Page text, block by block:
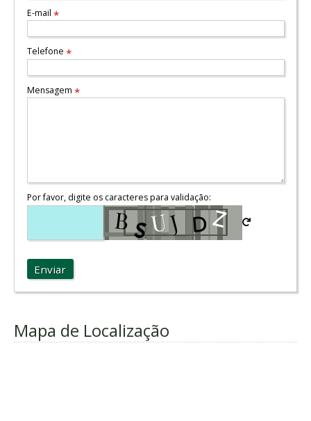
E-mail *
Telefone *
Mensagem *
Por favor, digite os caracteres para validação:
Enviar
Mapa de Localização